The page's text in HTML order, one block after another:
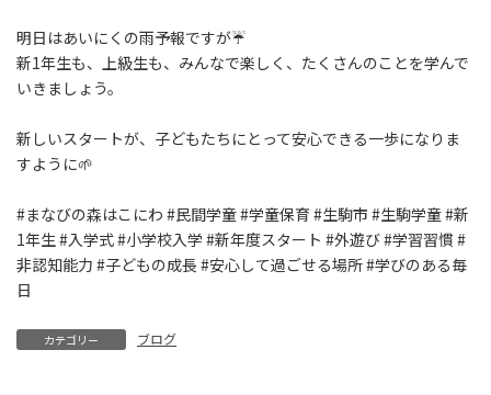
明日はあいにくの雨予報ですが☔
新1年生も、上級生も、みんなで楽しく、たくさんのことを学んで
いきましょう。
新しいスタートが、子どもたちにとって安心できる一歩になりま
すように🌱
#まなびの森はこにわ #民間学童 #学童保育 #生駒市 #生駒学童 #新
1年生 #入学式 #小学校入学 #新年度スタート #外遊び #学習習慣 #
非認知能力 #子どもの成長 #安心して過ごせる場所 #学びのある毎
日
カテゴリー ブログ